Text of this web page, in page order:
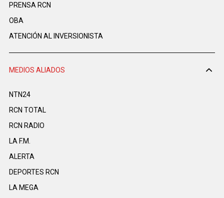
PRENSA RCN
OBA
ATENCIÓN AL INVERSIONISTA
MEDIOS ALIADOS
NTN24
RCN TOTAL
RCN RADIO
LA F.M.
ALERTA
DEPORTES RCN
LA MEGA